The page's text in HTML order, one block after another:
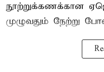
நூற்றுக்கணக்கான
முழுவதும் நேற்று